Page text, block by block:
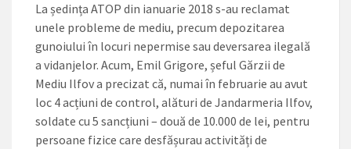
La ședința ATOP din ianuarie 2018 s-au reclamat
unele probleme de mediu, precum depozitarea
gunoiului în locuri nepermise sau deversarea ilegală
a vidanjelor. Acum, Emil Grigore, șeful Gărzii de
Mediu Ilfov a precizat că, numai în februarie au avut
loc 4 acțiuni de control, alături de Jandarmeria Ilfov,
soldate cu 5 sancțiuni – două de 10.000 de lei, pentru
persoane fizice care desfășurau activități de